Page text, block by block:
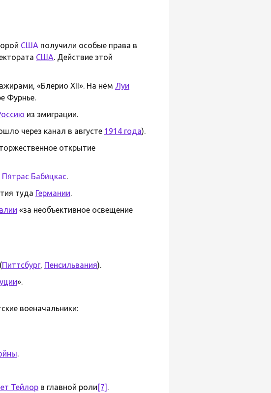
США получили особые права в
США. Действие этой
«Блерио XII». На нём Луи
Фурнье.
из эмиграции.
через канал в августе 1914 года).
открытие
Пя́трас Баби́цкас.
туда Германии.
«за необъективное освещение
Питтсбург, Пенсильвания).
».
военачальники:
.
Тейлор в главной роли [7] .